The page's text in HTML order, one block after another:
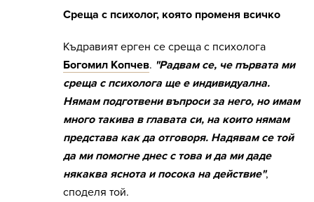
Среща с психолог, която променя всичко
Къдравият ерген се среща с психолога
Богомил Копчев. "Радвам се, че първата ми
среща с психолога ще е индивидуална.
Нямам подготвени въпроси за него, но имам
много такива в главата си, на които нямам
представа как да отговоря. Надявам се той
да ми помогне днес с това и да ми даде
някаква яснота и посока на действие",
споделя той.